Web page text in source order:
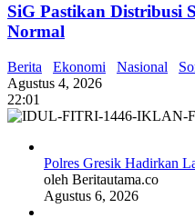
SiG Pastikan Distribusi
Normal
Berita Ekonomi Nasional
Agustus 4, 2026
22:01
Polres Gresik Hadirkan
oleh Beritautama.co
Agustus 6, 2026